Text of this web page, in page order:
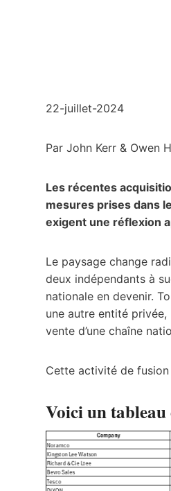
22-juillet-2024
Par John Kerr & Owen
Les récentes
mesures prises dans
exigent une réflexion
Le paysage change
deux indépendants à
nationale en devenir.
une autre entité
vente d’une chaîne
Cette activité de fusion
Voici un tableau